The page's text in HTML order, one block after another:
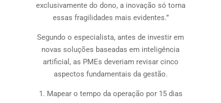
exclusivamente do dono, a inovação só torna
essas fragilidades mais evidentes.”
Segundo o especialista, antes de investir em
novas soluções baseadas em inteligência
artificial, as PMEs deveriam revisar cinco
aspectos fundamentais da gestão.
1. Mapear o tempo da operação por 15 dias